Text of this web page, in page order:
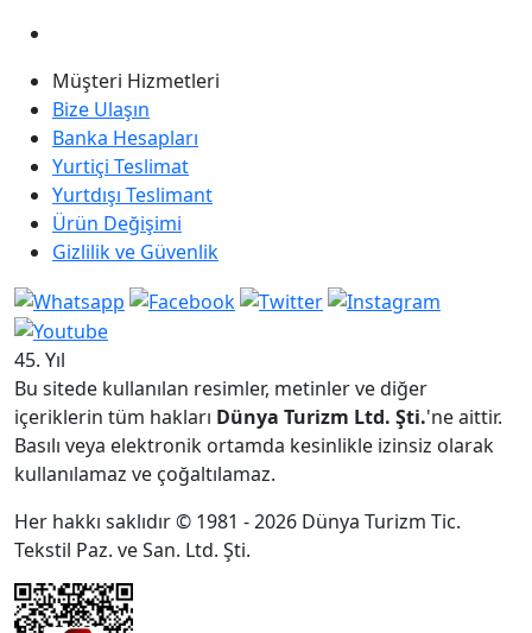
Müşteri Hizmetleri
Bize Ulaşın
Banka Hesapları
Yurtiçi Teslimat
Yurtdışı Teslimant
Ürün Değişimi
Gizlilik ve Güvenlik
45. Yıl
Bu sitede kullanılan resimler, metinler ve diğer
içeriklerin tüm hakları Dünya Turizm Ltd. Şti.'ne aittir.
Basılı veya elektronik ortamda kesinlikle izinsiz olarak
kullanılamaz ve çoğaltılamaz.
Her hakkı saklıdır © 1981 - 2026 Dünya Turizm Tic.
Tekstil Paz. ve San. Ltd. Şti.